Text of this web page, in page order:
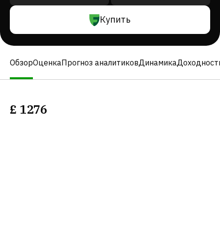
Купить
ОбзорОценкаПрогноз аналитиковДинамика
£ 1276